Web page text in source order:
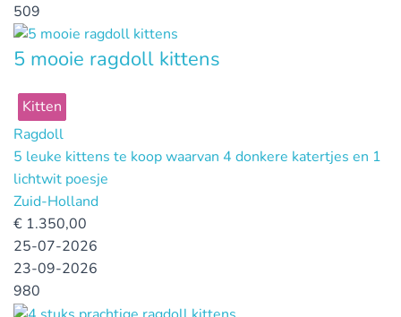
509
5 mooie ragdoll kittens
Kitten
Ragdoll
5 leuke kittens te koop waarvan 4 donkere katertjes en 1
lichtwit poesje
Zuid-Holland
€ 1.350,00
25-07-2026
23-09-2026
980